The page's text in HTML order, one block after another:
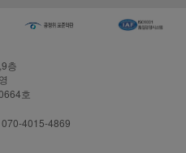
층
호
070-4015-4869